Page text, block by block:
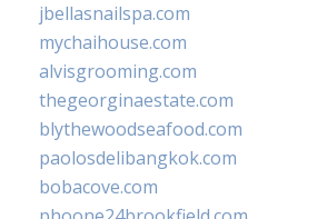
jbellasnailspa.com
mychaihouse.com
alvisgrooming.com
thegeorginaestate.com
blythewoodseafood.com
paolosdelibangkok.com
bobacove.com